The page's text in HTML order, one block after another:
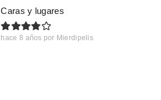
Caras y lugares
hace 8 años por Mierdipelis